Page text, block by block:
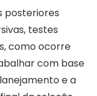
posteriores
testes
como ocorre
com base
e a